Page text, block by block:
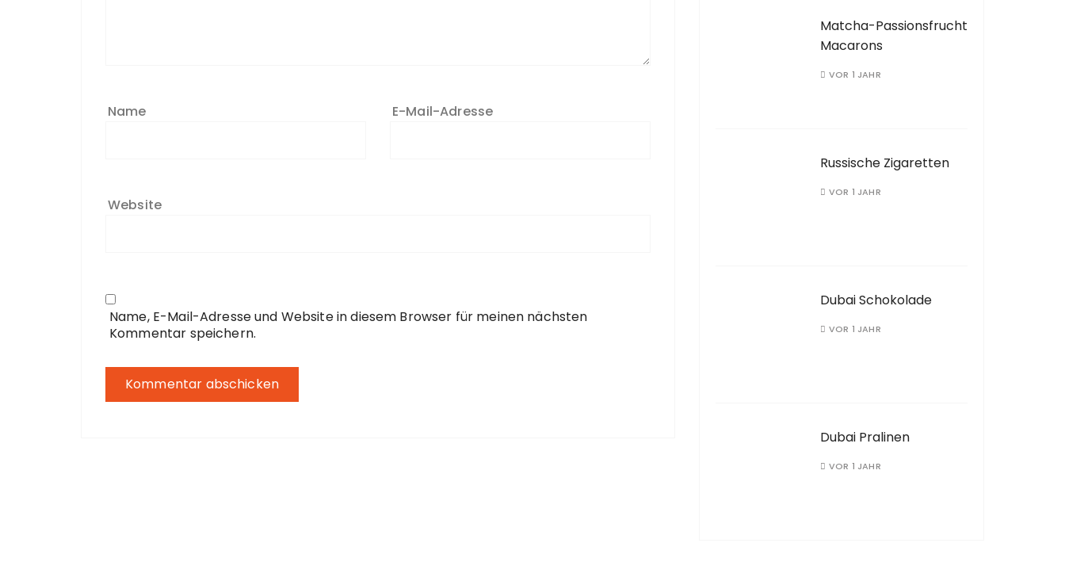
Name E-Mail-Adresse
Website
Name, E-Mail-Adresse und Website in diesem Browser für meinen nächsten
Kommentar speichern.
Matcha-Passionsfrucht
Macarons
VOR 1 JAHR
Russische Zigaretten
VOR 1 JAHR
Dubai Schokolade
VOR 1 JAHR
Dubai Pralinen
VOR 1 JAHR